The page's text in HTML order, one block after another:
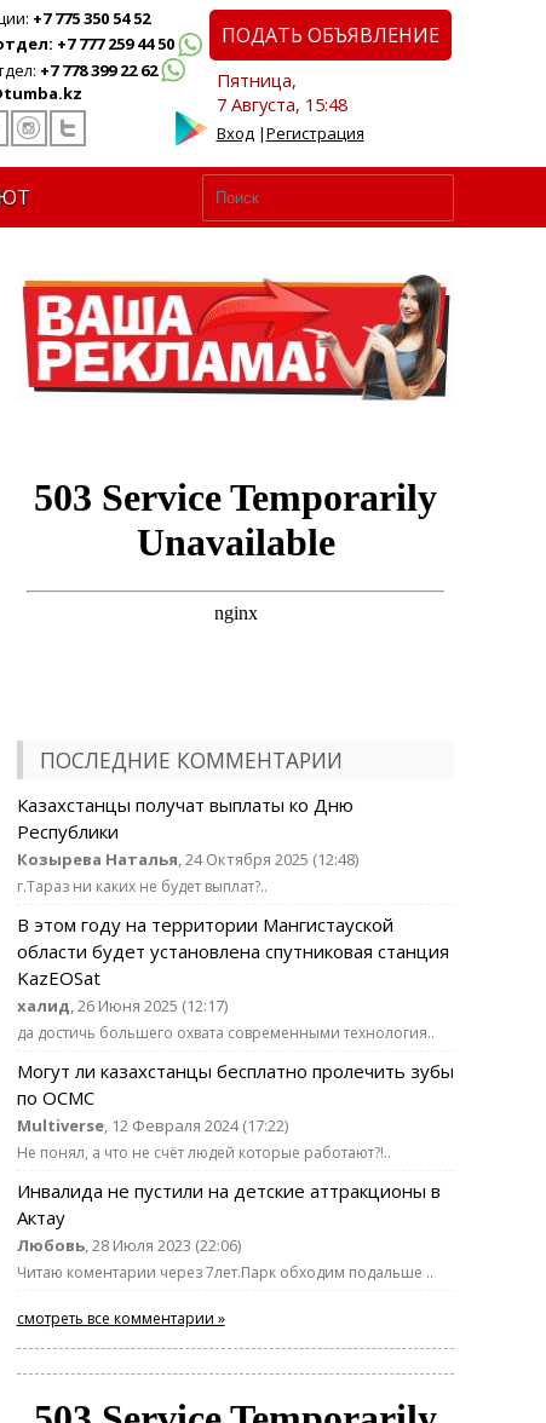
+7 775 350 54 52
+7 777 259 44 50
+7 778 399 22 62
ПОДАТЬ ОБЪЯВЛЕНИЕ
Пятница,
7 Августа, 15:48
Вход|Регистрация
ПОСЛЕДНИЕ КОММЕНТАРИИ
Казахстанцы получат выплаты ко Дню
Республики
Козырева Наталья, 24 Октября 2025 (12:48)
г.Тараз ни каких не будет выплат?..
В этом году на территории Мангистауской
области будет установлена спутниковая станция
KazEOSat
халид, 26 Июня 2025 (12:17)
да достичь большего охвата современными технология..
Могут ли казахстанцы бесплатно пролечить зубы
по ОСМС
Multiverse, 12 Февраля 2024 (17:22)
Не понял, а что не счёт людей которые работают?!..
Инвалида не пустили на детские аттракционы в
Актау
Любовь, 28 Июля 2023 (22:06)
Читаю коментарии через 7лет.Парк обходим подальше ..
смотреть все комментарии »